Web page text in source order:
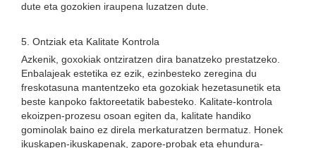
dute eta gozokien iraupena luzatzen dute.
5. Ontziak eta Kalitate Kontrola
Azkenik, goxokiak ontziratzen dira banatzeko prestatzeko.
Enbalajeak estetika ez ezik, ezinbesteko zeregina du
freskotasuna mantentzeko eta gozokiak hezetasunetik eta
beste kanpoko faktoreetatik babesteko. Kalitate-kontrola
ekoizpen-prozesu osoan egiten da, kalitate handiko
gominolak baino ez direla merkaturatzen bermatuz. Honek
ikuskapen-ikuskapenak, zapore-probak eta ehundura-